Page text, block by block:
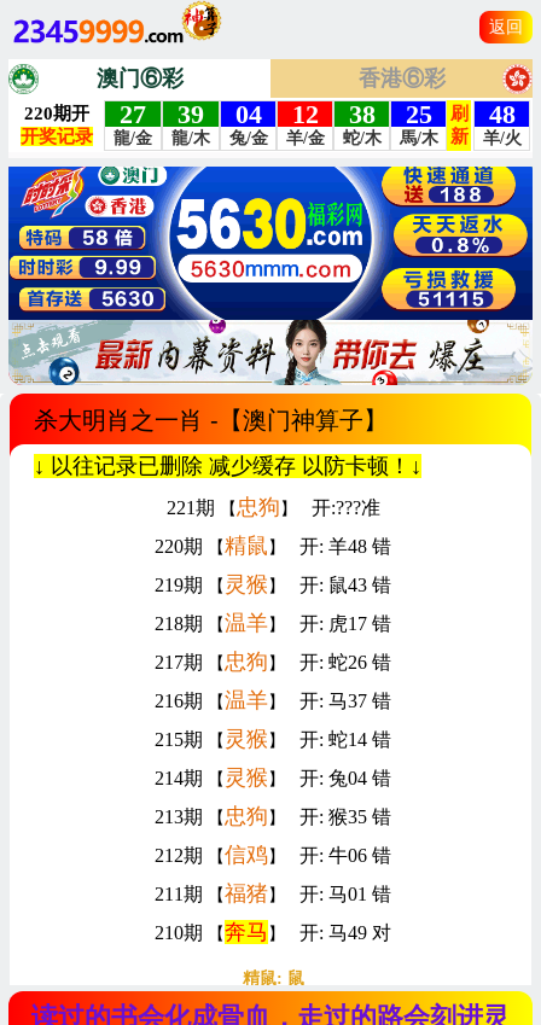
返回
澳门⑥彩 香港⑥彩